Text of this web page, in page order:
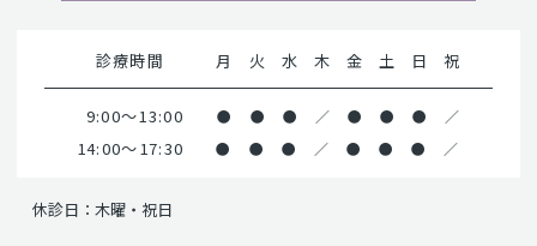
診療時間 月 火 水 木 金 土 日 祝
9:00～13:00 ● ● ● ／ ● ● ● ／
14:00～17:30 ● ● ● ／ ● ● ● ／
休診日：木曜・祝日